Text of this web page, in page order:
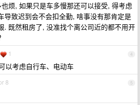
烦, 如果只是车多慢那还可以接受, 得考虑
导致迟到会不会扣全勤, 啥事没有那肯定是
. 既然租房了, 没准找个离公司近的都不用开
4
1
以考虑自行车、电动车
5
8